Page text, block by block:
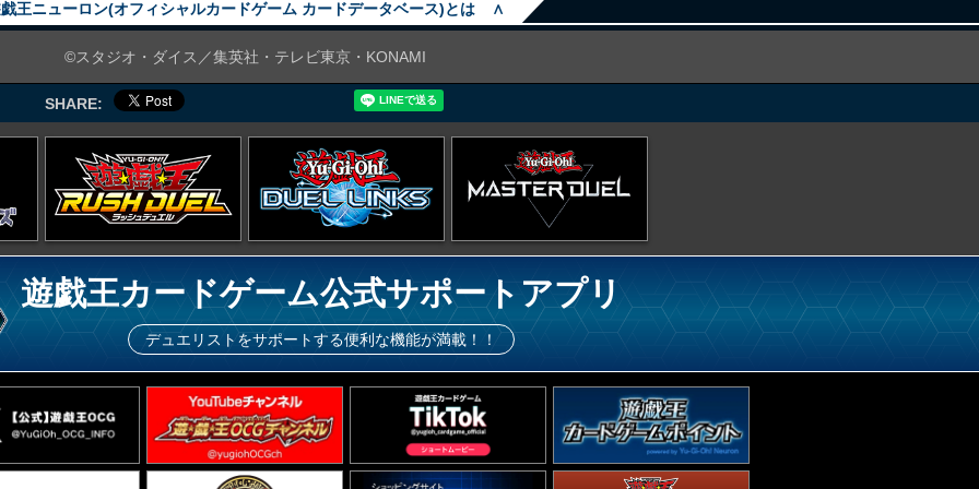
王ニューロン(オフィシャルカードゲーム カードデータベース)とは ∧
©スタジオ・ダイス／集英社・テレビ東京・KONAMI
SHARE:
遊戯王カードゲーム公式サポートアプリ
デュエリストをサポートする便利な機能が満載！！